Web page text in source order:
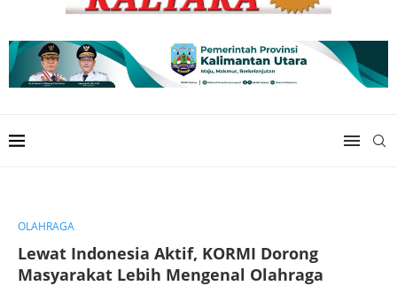
OLAHRAGA
Lewat Indonesia Aktif, KORMI Dorong
Masyarakat Lebih Mengenal Olahraga